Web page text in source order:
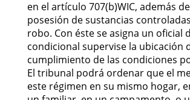
Possession of a
Substance for Sale
Possession of Drug
Possession of Marijuana
en el artículo 707(b)WIC, además
posesión de sustancias
robo. Con éste se asigna un oficial
condicional supervise la ubicación
cumplimiento de las condiciones
El tribunal podrá ordenar que el
este régimen en su mismo hogar,